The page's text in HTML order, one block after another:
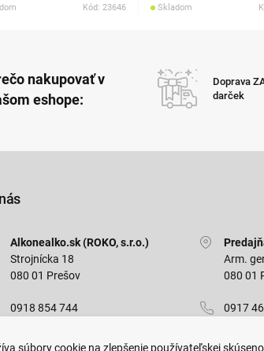
Kód: 23646 Skladom
nakupovať v
eshope:
Doprava
darček
Alkonealko.sk (ROKO, s.r.o.)
Strojnícka 18
080 01 Prešov
0918 854 744
Arm.
080 01
0917
súbory cookie na zlepšenie používateľskej